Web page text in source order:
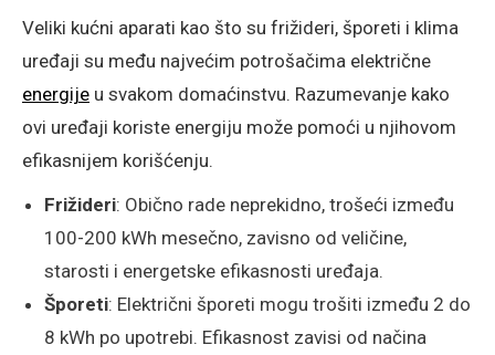
Veliki kućni aparati kao što su frižideri, šporeti i klima
uređaji su među najvećim potrošačima električne
energije u svakom domaćinstvu. Razumevanje kako
ovi uređaji koriste energiju može pomoći u njihovom
efikasnijem korišćenju.
Frižideri: Obično rade neprekidno, trošeći između
100-200 kWh mesečno, zavisno od veličine,
starosti i energetske efikasnosti uređaja.
Šporeti: Električni šporeti mogu trošiti između 2 do
8 kWh po upotrebi. Efikasnost zavisi od načina